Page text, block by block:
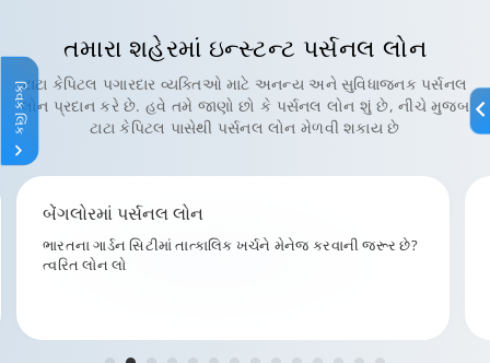
તમારા શહેરમાં ઇન્સ્ટન્ટ પર્સનલ લોન
ટાટા કેપિટલ પગારદાર વ્યક્તિઓ માટે અનન્ય અને સુવિધાજનક પર્સનલ
લોન પ્રદાન કરે છે. હવે તમે જાણો છો કે પર્સનલ લોન શું છે, નીચે મુજબ
ટાટા કેપિટલ પાસેથી પર્સનલ લોન મેળવી શકાય છે
મુંબઈમાં પર્સનલ લોન
મુંબઈમાં શ્રેષ્ઠ લોન વ્યાજ દરો મેળવો. તમારા શહેરમાં ટાટા કેપિટલ
સાથે જોડાઓ.
ક્વિક લિંક